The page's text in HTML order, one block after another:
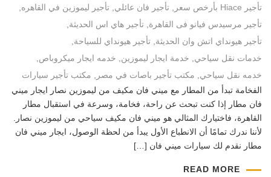
تأجير Hiace بأرخص سعر
تأجير فان عائلي تأجير ليموزين في القاهره
تأجير مرسيدس فيانو فى القاهرة تأجير هاي اس الحديثة
تأجير هيونداي اتش وان الحديثة تأجير هيونداي للسياحة
خدمات نقل سياحي
خدمة ايجار ليموزين خدمه ايجار ميكروباص
خدمه نقل سياحي
مكتب تأجير باصات في مصر مكتب تأجير سيارات
الفخامة تبدأ من المطار مع ميني فان مكيف من ليموزين نصار ايجار ميني
فان مطار إذا كنت تبحث عن راحة، فخامة، وسرعة في استقبال مطار
القاهرة، فاختيارك المثالي هو ميني فان مكيف سياحي من ليموزين نصار.
لأننا ندرك تمامًا أن الانطباع الأول يبدأ من لحظة الوصول، ايجار ميني فان
مطار نقدم لك سيارات ميني فان […]
READ MORE